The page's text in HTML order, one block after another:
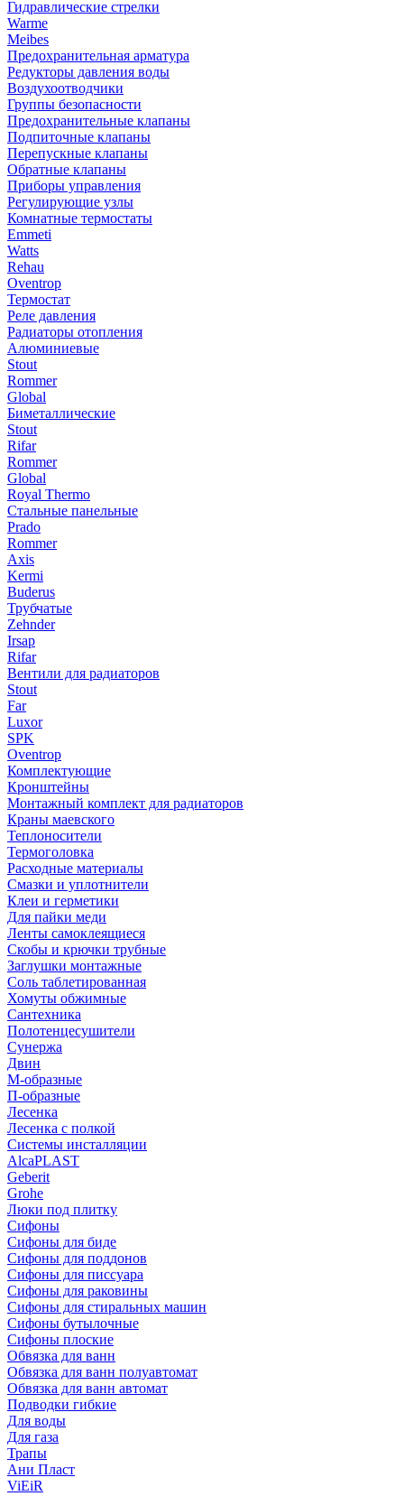
Гидравлические стрелки
Warme
Meibes
Предохранительная арматура
Редукторы давления воды
Воздухоотводчики
Группы безопасности
Предохранительные клапаны
Подпиточные клапаны
Перепускные клапаны
Обратные клапаны
Приборы управления
Регулирующие узлы
Комнатные термостаты
Emmeti
Watts
Rehau
Oventrop
Термостат
Реле давления
Радиаторы отопления
Алюминиевые
Stout
Rommer
Global
Биметаллические
Stout
Rifar
Rommer
Global
Royal Thermo
Стальные панельные
Prado
Rommer
Axis
Kermi
Buderus
Трубчатые
Zehnder
Irsap
Rifar
Вентили для радиаторов
Stout
Far
Luxor
SPK
Oventrop
Комплектующие
Кронштейны
Монтажный комплект для радиаторов
Краны маевского
Теплоносители
Термоголовка
Расходные материалы
Смазки и уплотнители
Клеи и герметики
Для пайки меди
Ленты самоклеящиеся
Скобы и крючки трубные
Заглушки монтажные
Соль таблетированная
Хомуты обжимные
Сантехника
Полотенцесушители
Сунержа
Двин
М-образные
П-образные
Лесенка
Лесенка с полкой
Системы инсталляции
AlcaPLAST
Geberit
Grohe
Люки под плитку
Сифоны
Сифoны для биде
Сифoны для поддонов
Сифoны для писсуара
Сифоны для раковины
Сифоны для стиральных машин
Сифоны бутылочные
Сифоны плоские
Обвязка для ванн
Обвязка для ванн полуавтомат
Обвязка для ванн автомат
Подводки гибкие
Для воды
Для газа
Трапы
Ани Пласт
ViEiR